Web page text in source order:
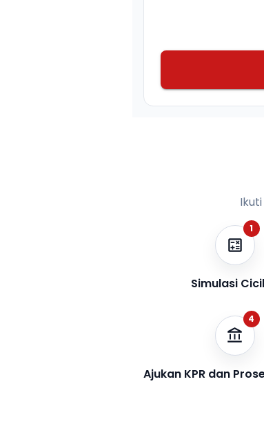
1
Simulasi
4
Ajukan KPR dan